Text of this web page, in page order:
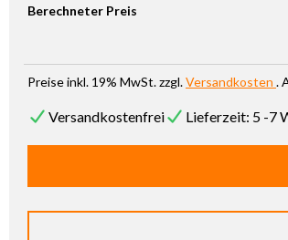
Berechneter Preis
Preise inkl. 19% MwSt. zzgl.Versandkosten .
Versandkostenfrei Lieferzeit: 5 -7